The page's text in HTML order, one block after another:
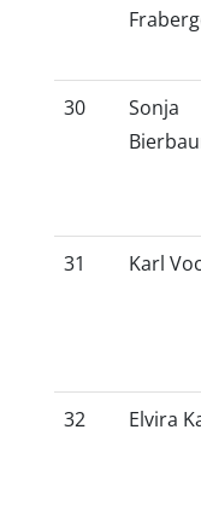
30
Sonja
31 Karl
32 Elvira